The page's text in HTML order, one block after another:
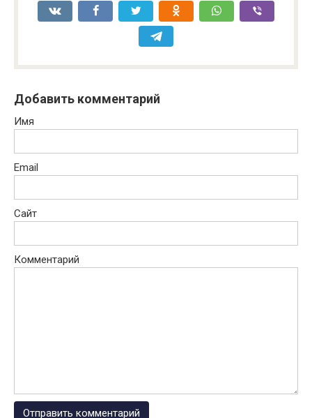
Добавить комментарий
Имя
Email
Сайт
Комментарий